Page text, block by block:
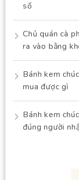
số
Chủ quán cà
ra vào bằng
Bánh kem
mua được gì
Bánh kem
đúng người